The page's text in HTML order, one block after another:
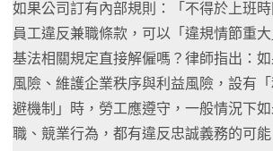
如果公司訂有內部規則：「不得於上班
員工違反兼職條款，可以「違規情節重
基法相關規定直接解僱嗎？律師指出：
風險、維護企業秩序與利益風險，設有
避機制」時，勞工應遵守，一般情況下
職、競業行為，都有違反忠誠義務的可能